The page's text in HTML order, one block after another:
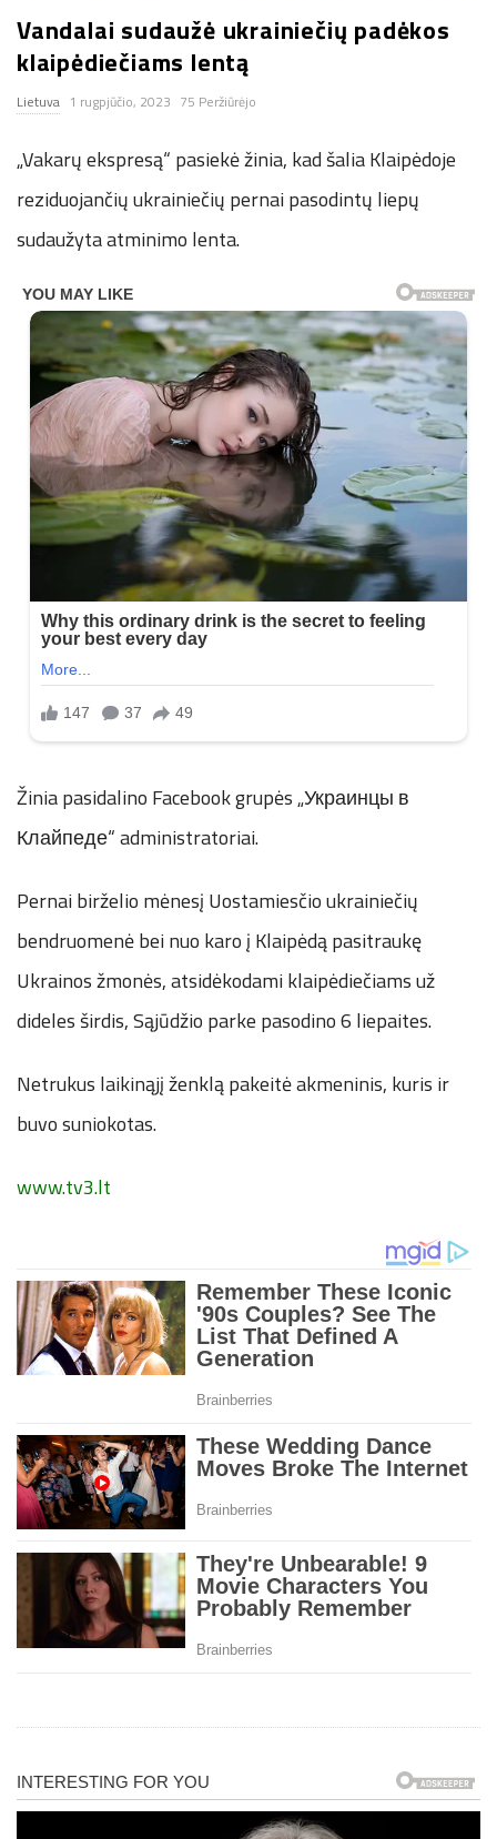
n
.
n
e
t
Vandalai sudaužė ukrainiečių padėkos
klaipėdiečiams lentą
Lietuva 1 rugpjūčio, 2023 75 Peržiūrėjo
„Vakarų ekspresą“ pasiekė žinia, kad šalia Klaipėdoje
reziduojančių ukrainiečių pernai pasodintų liepų
sudaužyta atminimo lenta.
Žinia pasidalino Facebook grupės „Украинцы в
Клайпеде“ administratoriai.
Pernai birželio mėnesį Uostamiesčio ukrainiečių
bendruomenė bei nuo karo į Klaipėdą pasitraukę
Ukrainos žmonės, atsidėkodami klaipėdiečiams už
dideles širdis, Sąjūdžio parke pasodino 6 liepaites.
Netrukus laikinąjį ženklą pakeitė akmeninis, kuris ir
buvo suniokotas.
www.tv3.lt